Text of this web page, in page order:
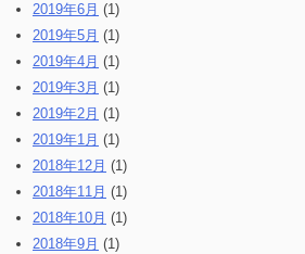
2019年6月 (1)
2019年5月 (1)
2019年4月 (1)
2019年3月 (1)
2019年2月 (1)
2019年1月 (1)
2018年12月 (1)
2018年11月 (1)
2018年10月 (1)
2018年9月 (1)